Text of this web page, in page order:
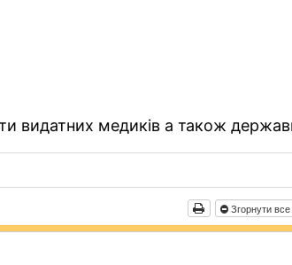
видатних медиків а також
Згорнути все